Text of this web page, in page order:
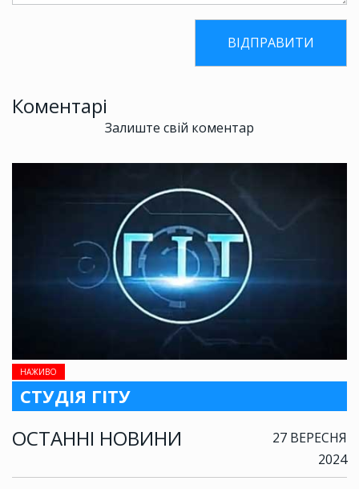
НАЖИВО
СТУДІЯ ГІТУ
ОСТАННІ НОВИНИ
27 ВЕРЕСНЯ
2024
Коментарі
Залиште свій коментар